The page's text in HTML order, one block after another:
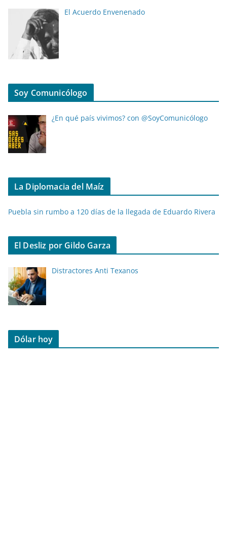
El Acuerdo Envenenado
Soy Comunicólogo
¿En qué país vivimos? con @SoyComunicólogo
La Diplomacia del Maíz
Puebla sin rumbo a 120 días de la llegada de Eduardo Rivera
El Desliz por Gildo Garza
Distractores Anti Texanos
Dólar hoy